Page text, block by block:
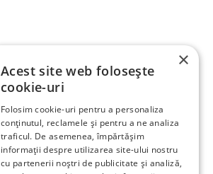
×
Acest site web folosește
cookie-uri
Folosim cookie-uri pentru a personaliza
conținutul, reclamele și pentru a ne analiza
traficul. De asemenea, împărtășim
informații despre utilizarea site-ului nostru
cu partenerii noștri de publicitate și analiză,